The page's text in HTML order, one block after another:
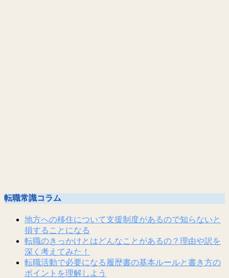
転職常識コラム
地方への移住について支援制度があるので知らないと
損することになる
転職のきっかけとはどんなことがあるの？理由や訳を
深く考えてみた！
転職活動で必要になる履歴書の基本ルールと書き方の
ポイントを理解しよう